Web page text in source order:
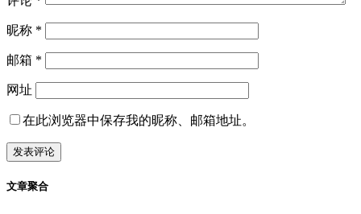
昵称 *
邮箱 *
网址
在此浏览器中保存我的昵称、邮箱地址。
文章聚合